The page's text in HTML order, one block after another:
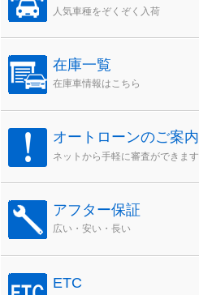
人気車種をぞくぞく入荷
在庫一覧
在庫車情報はこちら
オートローンのご案内
ネットから手軽に審査ができます
アフター保証
広い・安い・長い
ETC